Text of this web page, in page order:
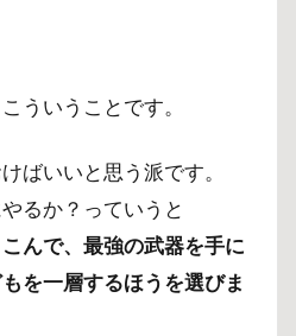
ういうことです。
ばいいと思う派です。
るか？っていうと
んで、最強の武器を手に
を一層するほうを選びま